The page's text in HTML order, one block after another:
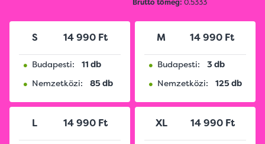
Bruttó tömeg: 0.5333
S 14 990 Ft
• Budapesti: 11 db
• Nemzetközi: 85 db
M 14 990 Ft
• Budapesti: 3 db
• Nemzetközi: 125 db
L 14 990 Ft XL 14 990 Ft